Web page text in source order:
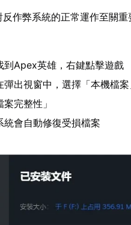
作弊系統的正常運作至關重
到Apex英雄，右鍵點擊遊戲
彈出視窗中，選擇「本機檔
完整性」
統會自動修復受損檔案